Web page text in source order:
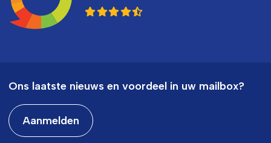
Ons laatste nieuws en voordeel in uw mailbox?
Aanmelden